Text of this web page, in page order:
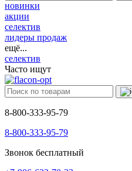
новинки
акции
селектив
лидеры продаж
ещё...
селектив
Часто ищут
8-800-333-95-79
8-800-333-95-79
Звонок бесплатный